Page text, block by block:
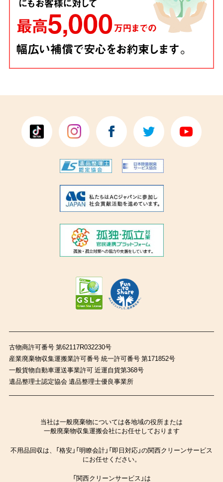
古物商許可番号 第62117R032230号
産業廃棄物収集運搬業許可番号 統一許可番号 第171852号
一般貨物自動車運送事業許可 近運自貨第368号
遺品整理士認定協会 遺品整理士優良事業所
当社は一般廃棄物については各地域の役所または
一般廃棄物収集運搬会社にお任せしております
不用品回収は、「格安」「明瞭会計」「即日対応」の関西クリーンサービス
にお任せください。
「関西クリーンサービス」は